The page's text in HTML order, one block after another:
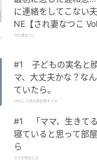
に連絡をしてこない
NE【され妻なつこ
され妻なつこ
#1 子どもの実名と
マ、大丈夫かな？な
ていたら。
SNSに子供の顔を晒すママ
#1 「ママ、生きてる
寝ていると思って部
ら
ママが家出した